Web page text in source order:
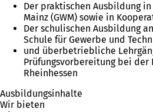
Der praktischen Ausbildung
Mainz (GWM) sowie in
Der schulischen Ausbildung
Schule für Gewerbe und
und überbetriebliche
Prüfungsvorbereitung bei der
Rheinhessen
Ausbildungsinhalte
Wir bieten